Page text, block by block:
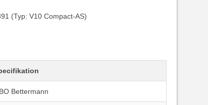
(Typ: V10 Compact-AS)
Bettermann